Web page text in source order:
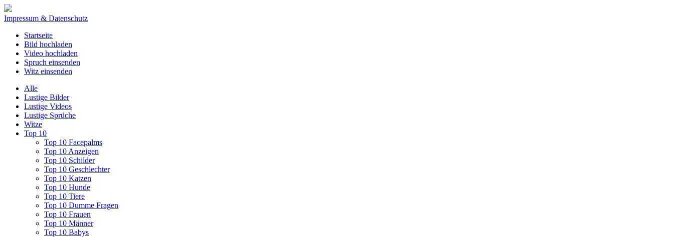
Impressum & Datenschutz
Startseite
Bild hochladen
Video hochladen
Spruch einsenden
Witz einsenden
Alle
Lustige Bilder
Lustige Videos
Lustige Sprüche
Witze
Top 10
Top 10 Facepalms
Top 10 Anzeigen
Top 10 Schilder
Top 10 Geschlechter
Top 10 Katzen
Top 10 Hunde
Top 10 Tiere
Top 10 Dumme Fragen
Top 10 Frauen
Top 10 Männer
Top 10 Babys